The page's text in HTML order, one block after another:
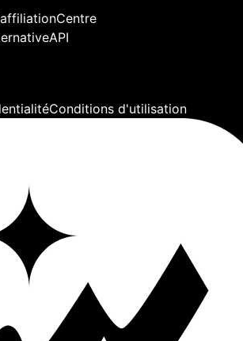
Centre
API
Conditions d'utilisation